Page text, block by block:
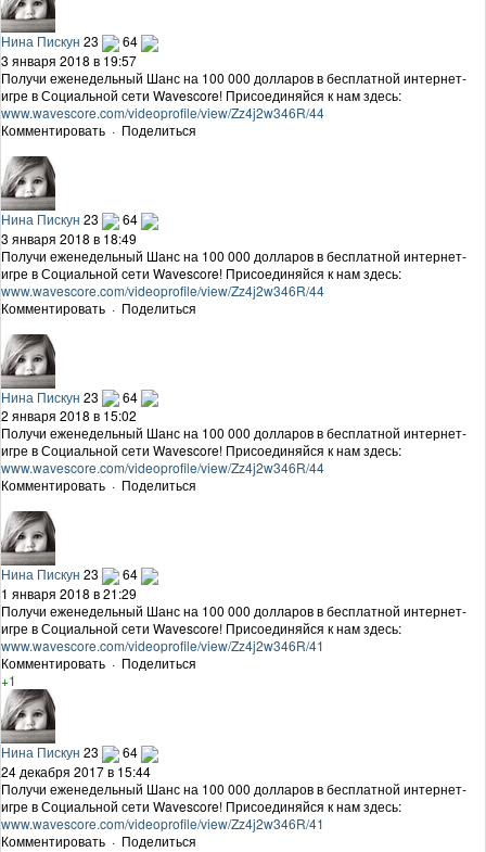
Нина Пискун 23
64
3 января 2018 в 19:57
Получи еженедельный Шанс на 100 000 долларов в бесплатной интернет-
игре в Социальной сети Wavescore! Присоединяйся к нам здесь:
www.wavescore.com/videoprofile/view/Zz4j2w346R/44
Комментировать · Поделиться
Нина Пискун 23
64
3 января 2018 в 18:49
Получи еженедельный Шанс на 100 000 долларов в бесплатной интернет-
игре в Социальной сети Wavescore! Присоединяйся к нам здесь:
www.wavescore.com/videoprofile/view/Zz4j2w346R/44
Комментировать · Поделиться
Нина Пискун 23
64
2 января 2018 в 15:02
Получи еженедельный Шанс на 100 000 долларов в бесплатной интернет-
игре в Социальной сети Wavescore! Присоединяйся к нам здесь:
www.wavescore.com/videoprofile/view/Zz4j2w346R/44
Комментировать · Поделиться
Нина Пискун 23
64
1 января 2018 в 21:29
Получи еженедельный Шанс на 100 000 долларов в бесплатной интернет-
игре в Социальной сети Wavescore! Присоединяйся к нам здесь:
www.wavescore.com/videoprofile/view/Zz4j2w346R/41
Комментировать · Поделиться
+1
Нина Пискун 23
64
24 декабря 2017 в 15:44
Получи еженедельный Шанс на 100 000 долларов в бесплатной интернет-
игре в Социальной сети Wavescore! Присоединяйся к нам здесь:
www.wavescore.com/videoprofile/view/Zz4j2w346R/41
Комментировать · Поделиться